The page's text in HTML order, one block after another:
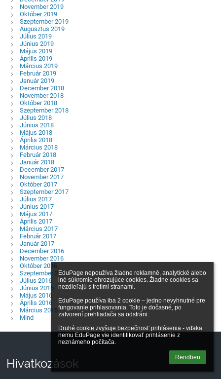
EduPage nepoužíva žiadne reklamné, analytické alebo
iné súkromie ohrozujúce cookies. Žiadne cookies sa
nezdieľajú s tretími stranami.
EduPage používa iba 2 cookie – jedno nevyhnutné pre
fungovanie prihlasovania. Toto je dočasné, po
zatvorení prehliadača sa odstráni.
Druhé cookie zvyšuje bezpečnosť prihlásenia - vďaka
nemu EduPage vie identifikovať prihlásenie z
neznámeho počítača.
Rendben
November 2019
Október 2019
Szeptember 2019
Augusztus 2019
Július 2019
Június 2019
Május 2019
Április 2019
Március 2019
Február 2019
Január 2019
December 2018
November 2018
Október 2018
Szeptember 2018
Július 2018
Június 2018
Május 2018
Április 2018
Március 2018
Február 2018
Január 2018
December 2017
November 2017
Október 2017
Szeptember 2017
Július 2017
Június 2017
Május 2017
Április 2017
Március 2017
Február 2017
Január 2017
December 2016
November 2016
Október 2016
Szeptember 2016
Július 2016
Június 2016
Május 2016
Április 2016
Március 2016
Mind
Hivatkozások